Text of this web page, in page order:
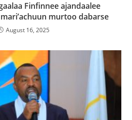
Finfinnee ajandaalee
murtoo dabarse
August 16, 2025